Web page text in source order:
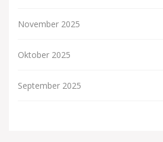
November 2025
Oktober 2025
September 2025